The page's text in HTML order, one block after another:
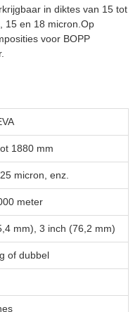
in diktes van 15 tot
15 en 18 micron.Op
voor BOPP
1880 mm
micron, enz.
meter
mm), 3 inch (76,2 mm)
of dubbel